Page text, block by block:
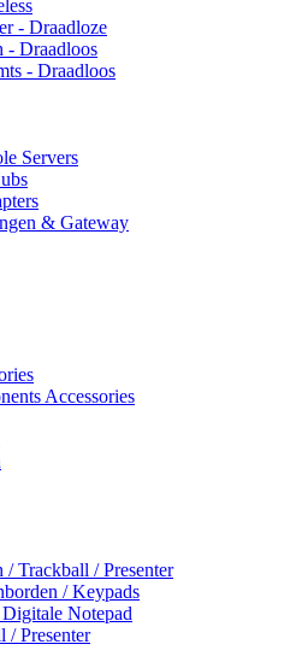
- Draadloze
- Draadloos
- Draadloos
Servers
& Gateway
Accessories
Trackball / Presenter
/ Keypads
Notepad
/ Presenter